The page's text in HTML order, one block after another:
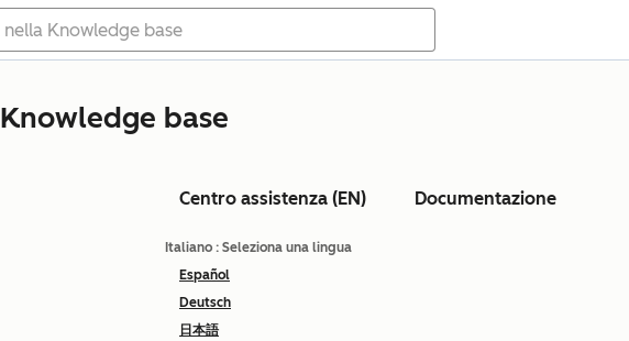
Knowledge base
Centro assistenza (EN) Documentazione
Italiano : Seleziona una lingua
Español
Deutsch
日本語